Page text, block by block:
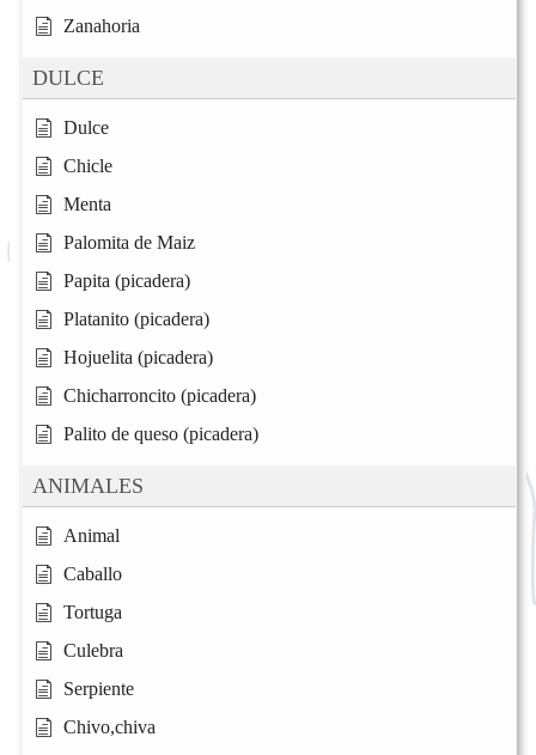
Zanahoria
DULCE
Dulce
Chicle
Menta
Palomita de Maiz
Papita (picadera)
Platanito (picadera)
Hojuelita (picadera)
Chicharroncito (picadera)
Palito de queso (picadera)
ANIMALES
Animal
Caballo
Tortuga
Culebra
Serpiente
Chivo,chiva